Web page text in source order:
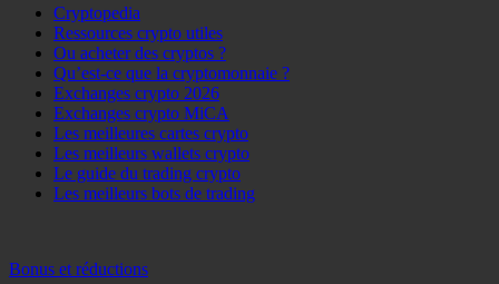
Cryptopedia
Ressources crypto utiles
Ou acheter des cryptos ?
Qu’est-ce que la cryptomonnaie ?
Exchanges crypto 2026
Exchanges crypto MiCA
Les meilleures cartes crypto
Les meilleurs wallets crypto
Le guide du trading crypto
Les meilleurs bots de trading
Bonus et réductions